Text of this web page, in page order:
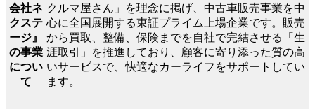
会社ネ
クステ
ージ』
の事業
につい
て
クルマ屋さん」を理念に掲げ、中古車販売事業を中
心に全国展開する東証プライム上場企業です。販売
から買取、整備、保険までを自社で完結させる「生
涯取引」を推進しており、顧客に寄り添った質の高
いサービスで、快適なカーライフをサポートしてい
ます。